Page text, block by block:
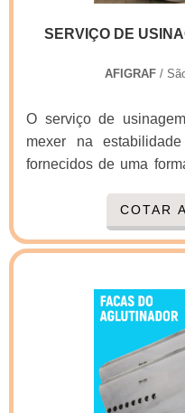
SERVIÇO DE
AFIGRAF/
O serviço de
mexer na
fornecidos de uma
observadas
operações, pode-
decorrência de não
uma empresa de
serviços dentro das
Astil executa serviços
em peças até 4000 x
COTAR